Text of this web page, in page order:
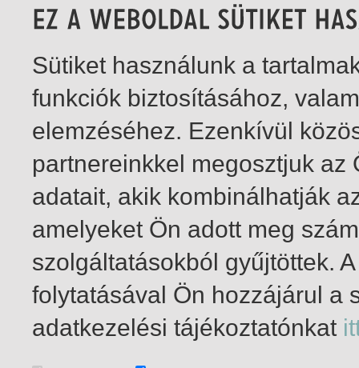
1-1 / összesen 1 találat
Sütiket használunk a
funkciók biztosításához,
elemzéséhez. Ezenkívül
partnereinkkel megosztjuk
adatait, akik kombinálhatják
amelyeket Ön adott meg
szolgáltatásokból gyűjtöttek.
folytatásával Ön hozzájárul a
adatkezelési tájékoztatónkat